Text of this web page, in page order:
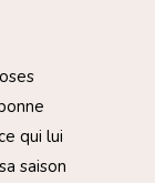
qui lui
saison